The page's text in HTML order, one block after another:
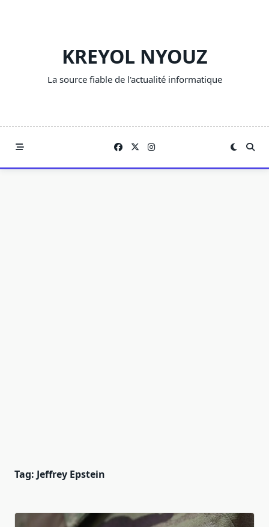
KREYOL NYOUZ
La source fiable de l'actualité informatique
Tag: Jeffrey Epstein